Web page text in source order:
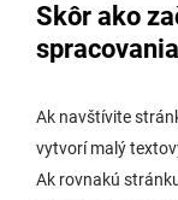
Skôr ako
Ak navštívite
vytvorí malý
Ak rovnakú
Úradná
Potrebujem